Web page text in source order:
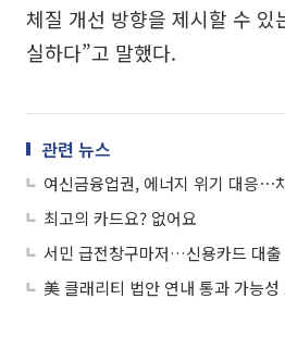
체질 개선 방향을 제시할 수 있
실하다”고 말했다.
관련 뉴스
최고의 카드요? 없어요